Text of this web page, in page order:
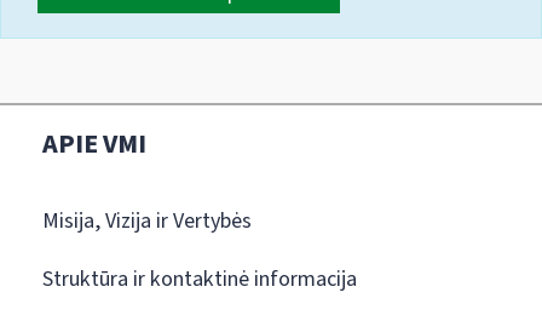
APIE VMI
Misija, Vizija ir Vertybės
Struktūra ir kontaktinė informacija